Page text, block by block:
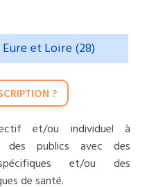
et Loire (28)
?
et/ou individuel à
des publics avec des
et/ou des
de santé.